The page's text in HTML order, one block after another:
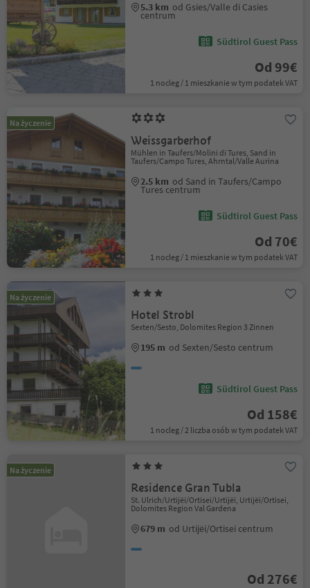
5.3 km od Gsies/Valle di Casies
centrum
Südtirol Guest Pass
Od 99€
1 nocleg / 1 mieszkanie w tym podatek VAT
Na życzenie
Weissgarberhof
Mühlen in Taufers/Molini di Tures, Sand in
Taufers/Campo Tures, Ahrntal/Valle Aurina
2.5 km od Sand in Taufers/Campo
Tures centrum
Südtirol Guest Pass
Od 70€
1 nocleg / 1 mieszkanie w tym podatek VAT
Na życzenie
Hotel Strobl
Sexten/Sesto, Dolomites Region 3 Zinnen
195 m od Sexten/Sesto centrum
Südtirol Guest Pass
Od 158€
1 nocleg / 2 liczba osób w tym podatek VAT
Na życzenie
Residence Gran Tubla
St. Ulrich/Urtijëi/Ortisei/Urtijëi, Urtijëi/Ortisei,
Dolomites Region Val Gardena
679 m od Urtijëi/Ortisei centrum
Od 276€